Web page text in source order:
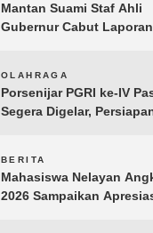
Mantan Suami Staf Ahli
Gubernur Cabut Laporan
OLAHRAGA
Porsenijar PGRI ke-IV
Segera Digelar,
BERITA
Mahasiswa Nelayan
2026 Sampaikan